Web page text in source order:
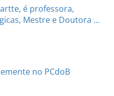
setembro
é professora,
Mestre e Doutora ...
no PCdoB